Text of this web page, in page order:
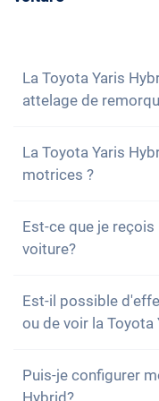
La Toyota Yaris
attelage de
remorque.
l'installer toi-même.
La Toyota Yaris
motrices ?
pas de quatre
est bien équipée.
Est-ce que je
voiture?
ton canton de
aucun problème
Est-il possible
ou de voir la Toyota
faire un essai.
Puis-je configurer